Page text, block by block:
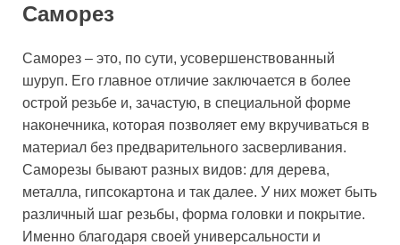
Саморез
Саморез – это, по сути, усовершенствованный
шуруп. Его главное отличие заключается в более
острой резьбе и, зачастую, в специальной форме
наконечника, которая позволяет ему вкручиваться в
материал без предварительного засверливания.
Саморезы бывают разных видов: для дерева,
металла, гипсокартона и так далее. У них может быть
различный шаг резьбы, форма головки и покрытие.
Именно благодаря своей универсальности и